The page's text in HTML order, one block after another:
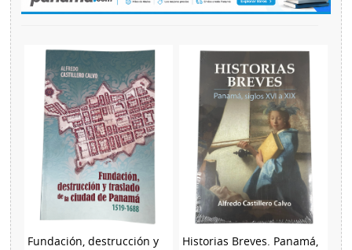
Fundación, destrucción y
Historias Breves. Panamá,